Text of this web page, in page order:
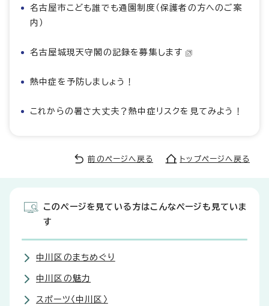
名古屋市こども誰でも通園制度（保護者の方へのご案
内）
名古屋城現天守閣の記録を募集します
熱中症を予防しましょう！
これからの暑さ大丈夫？熱中症リスクを見てみよう！
前のページへ戻る トップページへ戻る
このページを見ている方はこんなページも見ていま
す
中川区のまちめぐり
中川区の魅力
スポーツ〈中川区〉